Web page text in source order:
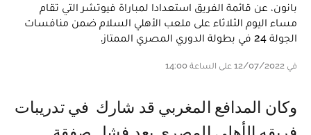
بانون، عن قائمة الفريق استعدادا لمباراة فيوتشر التي تقام
مساء اليوم الثلاثاء على ملعب الأهلي السلام ضمن منافسات
الجولة 24 في بطولة الدوري المصري الممتاز.
في 12/07/2022 على الساعة 14:00
وكان المدافع المغربي قد شارك في تدريبات